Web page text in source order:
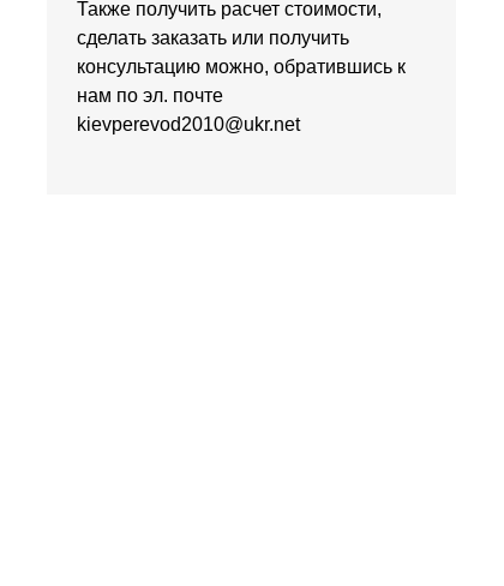
Также получить расчет стоимости,
сделать заказать или получить
консультацию можно, обратившись к
нам по эл. почте
kievperevod2010@ukr.net